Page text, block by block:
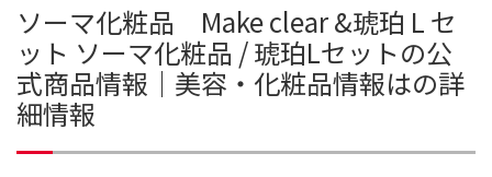
ソーマ化粧品 Make clear &琥珀 L セ
ット ソーマ化粧品 / 琥珀Lセットの公
式商品情報｜美容・化粧品情報はの詳
細情報